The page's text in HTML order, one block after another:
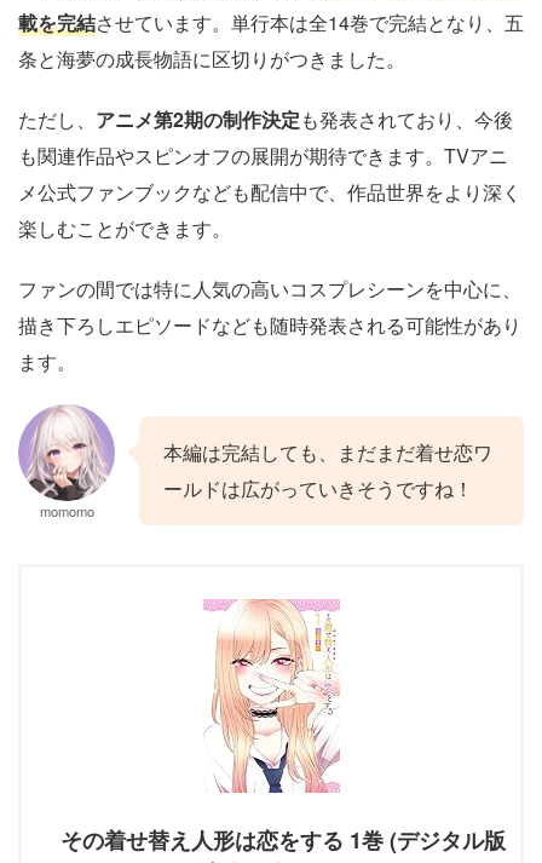
載を完結させています。単行本は全14巻で完結となり、五
条と海夢の成長物語に区切りがつきました。
ただし、 アニメ第2期の制作決定も発表されており、今後
も関連作品やスピンオフの展開が期待できます。TVアニ
メ公式ファンブックなども配信中で、作品世界をより深く
楽しむことができます。
ファンの間では特に人気の高いコスプレシーンを中心に、
描き下ろしエピソードなども随時発表される可能性があり
ます。
momomo
本編は完結しても、まだまだ着せ恋ワ
ールドは広がっていきそうですね！
その着せ替え人形は恋をする 1巻 (デジタル版